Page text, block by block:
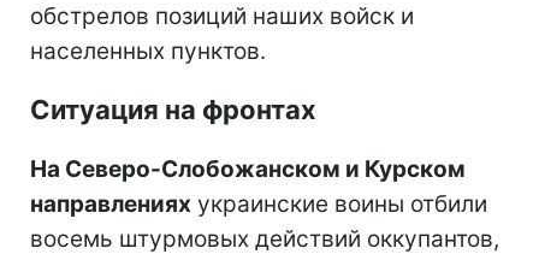
обстрелов позиций наших войск и
населенных пунктов.
Ситуация на фронтах
На Северо-Слобожанском и Курском
направлениях украинские воины отбили
восемь штурмовых действий оккупантов,